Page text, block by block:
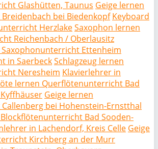
Glashütten, Taunus Geige lernen
bei Biedenkopf Keyboard
HerzlakeSaxophon lernen
Reichenbach / Oberlausitz
Ettenheim
in SaerbeckSchlagzeug lernen
Neresheim Klavierlehrer in
lernen Querflötenunterricht Bad
Geige lernen
bei Hohenstein-Ernstthal
Bad Sooden-
in Lachendorf, Kreis Celle Geige
Kirchberg an der Murr